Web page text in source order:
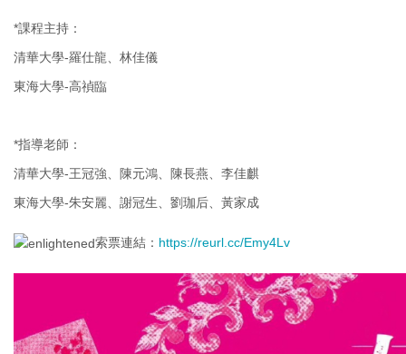
*課程主持：
清華大學-羅仕龍、林佳儀
東海大學-高禎臨
*指導老師：
清華大學-王冠強、陳元鴻、陳長燕、李佳麒
東海大學-朱安麗、謝冠生、劉珈后、黃家成
索票連結： https://reurl.cc/Emy4Lv